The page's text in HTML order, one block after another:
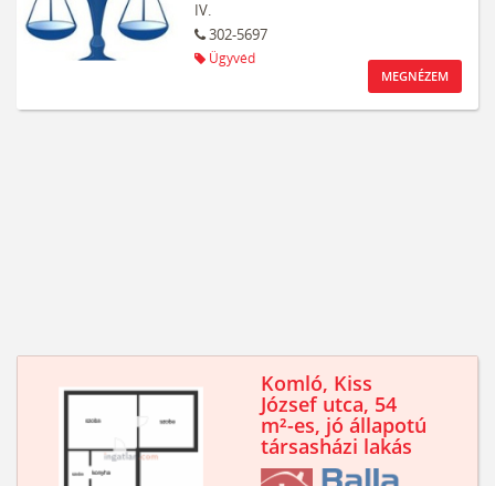
IV.
302-5697
Ügyvéd
MEGNÉZEM
Komló, Kiss
József utca, 54
m²-es, jó állapotú
társasházi lakás